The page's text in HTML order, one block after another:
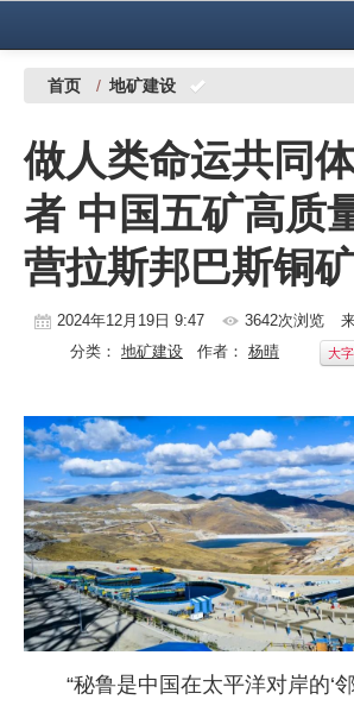
中国有色金属报社主办 广告服务
铜镍铅锌
铝
稀有稀土
有色市场
镁钛
地矿 建设
党建工作
企业文化
《资源再生》杂志
首页 / 地矿建设
做人类命运共同
者 中国五矿高质
营拉斯邦巴斯铜
2024年12月19日 9:47 3642次浏览
分类： 地矿建设 作者： 杨晴 大
“秘鲁是中国在太平洋对岸的‘